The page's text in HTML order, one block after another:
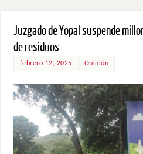
Juzgado de Yopal suspende
de residuos
febrero 12, 2025 Opinión